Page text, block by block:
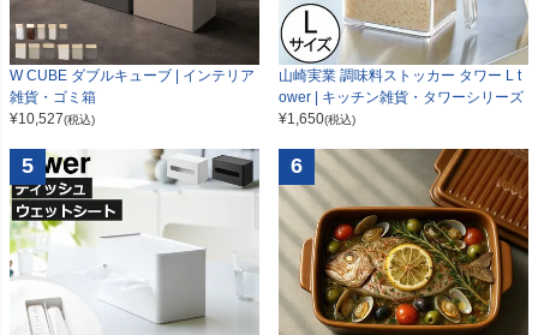
W CUBE ダブルキューブ | インテリア
雑貨・ゴミ箱
¥10,527(税込)
山崎実業 調味料ストッカー タワー L t
ower | キッチン雑貨・タワーシリーズ
¥1,650(税込)
5 6